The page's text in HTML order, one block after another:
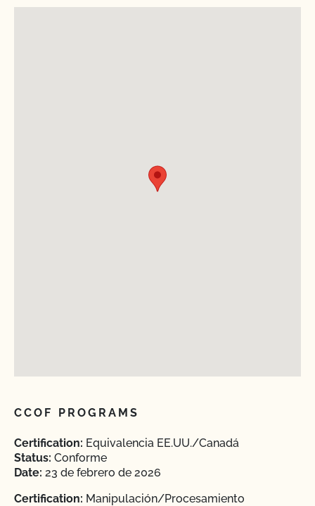
CCOF PROGRAMS
Certification: Equivalencia EE.UU./Canadá
Status: Conforme
Date: 23 de febrero de 2026
Certification: Manipulación/Procesamiento